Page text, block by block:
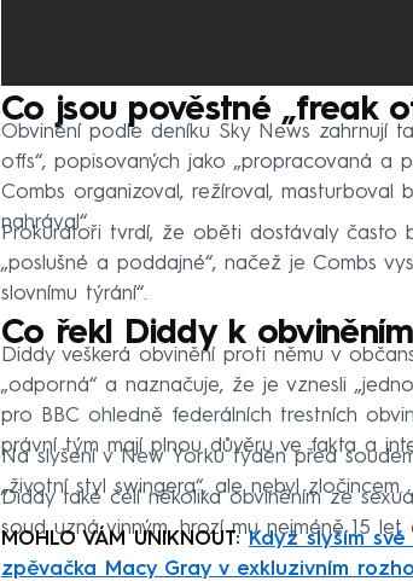
Co jsou pověstné „freak
Obvinění podle deníku Sky News zahrnují
offs“, popisovaných jako „propracovaná a
Combs organizoval, režíroval, masturboval
nahrával“.
Prokurátoři tvrdí, že oběti dostávaly často
„poslušné a poddajné“, načež je Combs
slovnímu týrání“.
Co řekl Diddy k
Diddy veškerá obvinění proti němu v
„odporná“ a naznačuje, že je vznesli
pro BBC ohledně federálních trestních
právní tým mají plnou důvěru ve fakta a
Na slyšení v New Yorku týden před
„životní styl swingera“, ale nebyl zločincem.
Diddy také čelí několika obviněním ze
soud uzná vinným, hrozí mu nejméně 15 let
MOHLO VÁM UNIKNOUT:Když slyším
zpěvačka Macy Gray v exkluzivním